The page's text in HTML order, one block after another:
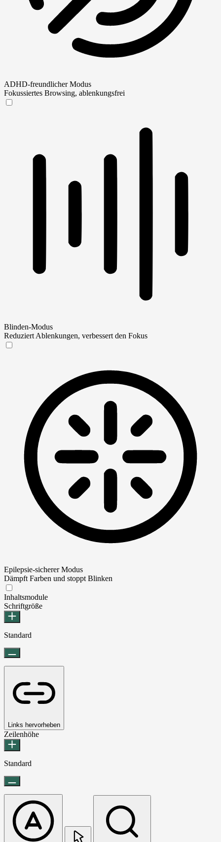
ADHD-freundlicher Modus
Fokussiertes Browsing, ablenkungsfrei
Blinden-Modus
Reduziert Ablenkungen, verbessert den Fokus
Epilepsie-sicherer Modus
Dämpft Farben und stoppt Blinken
Inhaltsmodule
Schriftgröße
Standard
Links hervorheben
Zeilenhöhe
Standard